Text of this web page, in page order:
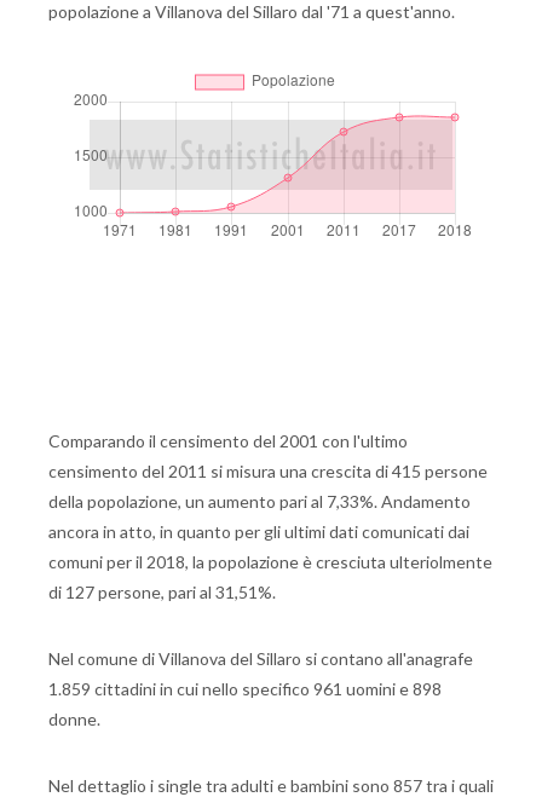
popolazione a Villanova del Sillaro dal '71 a quest'anno.
Comparando il censimento del 2001 con l'ultimo
censimento del 2011 si misura una crescita di 415 persone
della popolazione, un aumento pari al 7,33%. Andamento
ancora in atto, in quanto per gli ultimi dati comunicati dai
comuni per il 2018, la popolazione è cresciuta ulteriolmente
di 127 persone, pari al 31,51%.
Nel comune di Villanova del Sillaro si contano all'anagrafe
1.859 cittadini in cui nello specifico 961 uomini e 898
donne.
Nel dettaglio i single tra adulti e bambini sono 857 tra i quali